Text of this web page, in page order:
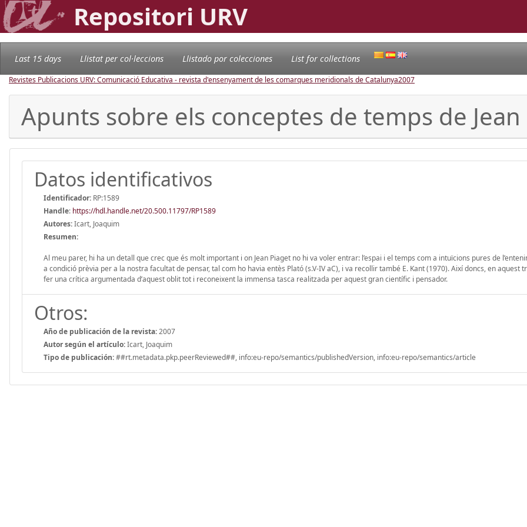
Repositori URV
Last 15 days Llistat per col·leccions Llistado por colecciones List for collections
Revistes Publicacions URV: Comunicació Educativa - revista d'ensenyament de les comarques meridionals de Catalunya2007
Apunts sobre els conceptes de temps de
Datos identificativos
Identificador: RP:1589
Handle: https://hdl.handle.net/20.500.11797/RP1589
Autores:Icart, Joaquim
Resumen:
Al meu parer, hi ha un detall que crec que és molt important i on Jean Piaget no hi va voler entrar: l’espai i el temps com a intuïcions pures de
a condició prèvia per a la nostra facultat de pensar, tal com ho havia entès Plató (s.V-IV aC), i va recollir també E. Kant (1970). Així doncs, en aquest
fer una crítica argumentada d’aquest oblit tot i reconeixent la immensa tasca realitzada per aquest gran científic i pensador.
Otros:
Año de publicación de la revista:2007
Autor según el artículo:Icart, Joaquim
Tipo de publicación:##rt.metadata.pkp.peerReviewed##, info:eu-repo/semantics/publishedVersion, info:eu-repo/semantics/article